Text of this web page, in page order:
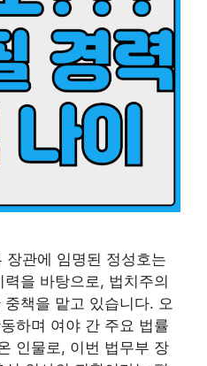
관에 임명된 정성호는
을 바탕으로, 법치주의
책을 맡고 있습니다. 오
하며 여야 간 주요 법률
인물로, 이번 법무부 장